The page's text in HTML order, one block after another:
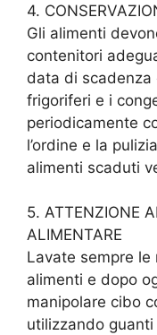
4.
Gli alimenti
contenitori
data di scadenza
frigoriferi e i
periodicamente
l’ordine e la
alimenti scaduti
5. ATTENZIONE
ALIMENTARE
Lavate sempre le
alimenti e dopo
manipolare cibo
utilizzando